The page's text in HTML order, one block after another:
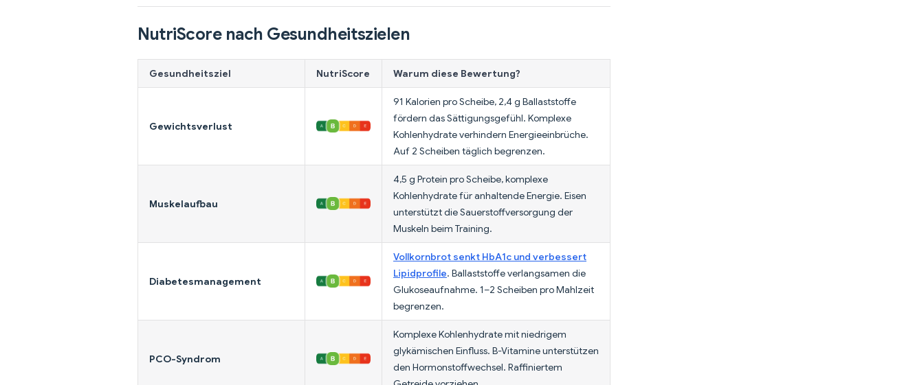
NutriScore nach Gesundheitszielen
Gesundheitsziel NutriScore Warum diese Bewertung?
Gewichtsverlust
91 Kalorien pro Scheibe, 2,4 g Ballaststoffe
fördern das Sättigungsgefühl. Komplexe
Kohlenhydrate verhindern Energieeinbrüche.
Auf 2 Scheiben täglich begrenzen.
Muskelaufbau
4,5 g Protein pro Scheibe, komplexe
Kohlenhydrate für anhaltende Energie. Eisen
unterstützt die Sauerstoffversorgung der
Muskeln beim Training.
Diabetesmanagement
Vollkornbrot senkt HbA1c und verbessert
Lipidprofile. Ballaststoffe verlangsamen die
Glukoseaufnahme. 1–2 Scheiben pro Mahlzeit
begrenzen.
PCO-Syndrom
Komplexe Kohlenhydrate mit niedrigem
glykämischen Einfluss. B-Vitamine unterstützen
den Hormonstoffwechsel. Raffiniertem